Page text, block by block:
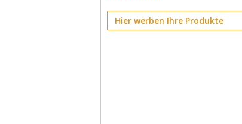
Hier werben Ihre Produkte